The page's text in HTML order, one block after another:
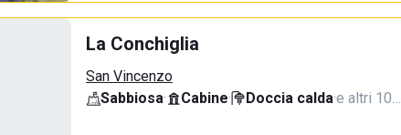
La Conchiglia
San Vincenzo
Sabbiosa· Cabine· Doccia calda·e altri 10…